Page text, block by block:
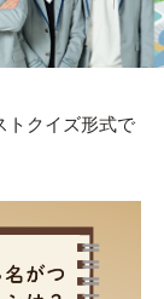
トクイズ形式で